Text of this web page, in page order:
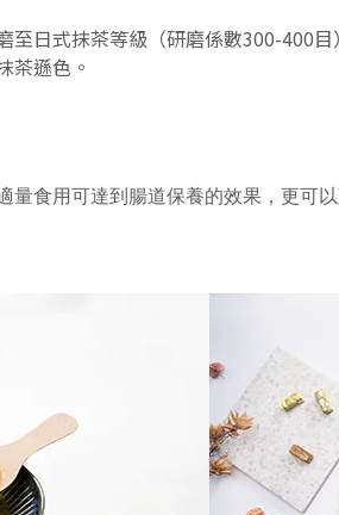
至日式抹茶等級（研磨係數300-400
茶遜色。
量食用可達到腸道保養的效果，更可